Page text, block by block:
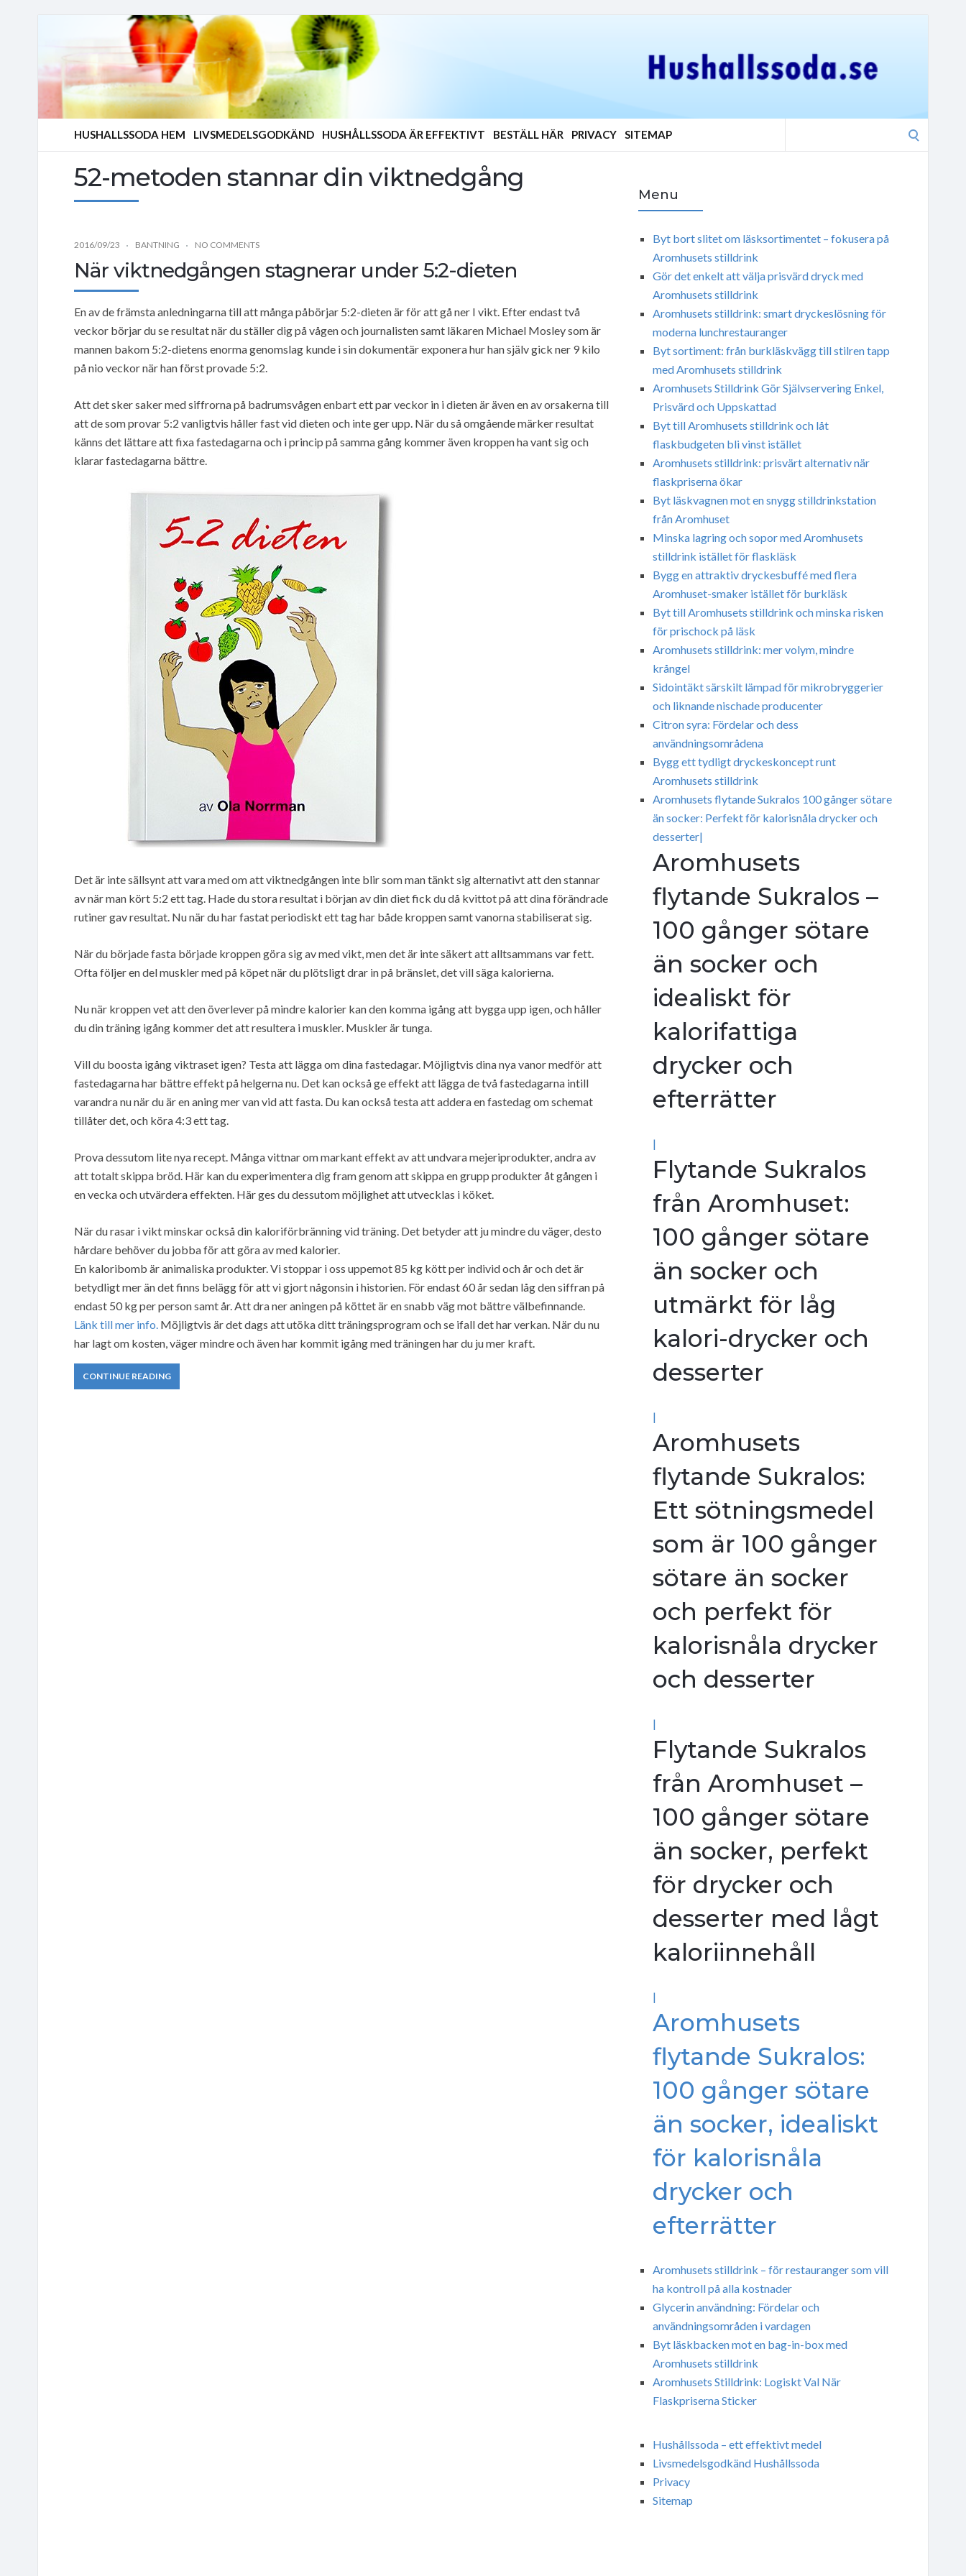
HUSHALLSSODA HEM LIVSMEDELSGODKÄND HUSHÅLLSSODA ÄR EFFEKTIVT BESTÄLL HÄR PRIVACY SITEMAP
52-metoden stannar din viktnedgång
2016/09/23 BANTNING NO COMMENTS
När viktnedgången stagnerar under 5:2-dieten
En av de främsta anledningarna till att många påbörjar 5:2-dieten är för att gå ner I vikt. Efter endast två
veckor börjar du se resultat när du ställer dig på vågen och journalisten samt läkaren Michael Mosley som är
mannen bakom 5:2-dietens enorma genomslag kunde i sin dokumentär exponera hur han själv gick ner 9 kilo
på nio veckor när han först provade 5:2.
Att det sker saker med siffrorna på badrumsvågen enbart ett par veckor in i dieten är även en av orsakerna till
att de som provar 5:2 vanligtvis håller fast vid dieten och inte ger upp. När du så omgående märker resultat
känns det lättare att fixa fastedagarna och i princip på samma gång kommer även kroppen ha vant sig och
klarar fastedagarna bättre.
Det är inte sällsynt att vara med om att viktnedgången inte blir som man tänkt sig alternativt att den stannar
av när man kört 5:2 ett tag. Hade du stora resultat i början av din diet fick du då kvittot på att dina förändrade
rutiner gav resultat. Nu när du har fastat periodiskt ett tag har både kroppen samt vanorna stabiliserat sig.
När du började fasta började kroppen göra sig av med vikt, men det är inte säkert att alltsammans var fett.
Ofta följer en del muskler med på köpet när du plötsligt drar in på bränslet, det vill säga kalorierna.
Nu när kroppen vet att den överlever på mindre kalorier kan den komma igång att bygga upp igen, och håller
du din träning igång kommer det att resultera i muskler. Muskler är tunga.
Vill du boosta igång viktraset igen? Testa att lägga om dina fastedagar. Möjligtvis dina nya vanor medför att
fastedagarna har bättre effekt på helgerna nu. Det kan också ge effekt att lägga de två fastedagarna intill
varandra nu när du är en aning mer van vid att fasta. Du kan också testa att addera en fastedag om schemat
tillåter det, och köra 4:3 ett tag.
Prova dessutom lite nya recept. Många vittnar om markant effekt av att undvara mejeriprodukter, andra av
att totalt skippa bröd. Här kan du experimentera dig fram genom att skippa en grupp produkter åt gången i
en vecka och utvärdera effekten. Här ges du dessutom möjlighet att utvecklas i köket.
När du rasar i vikt minskar också din kaloriförbränning vid träning. Det betyder att ju mindre du väger, desto
hårdare behöver du jobba för att göra av med kalorier.
En kaloribomb är animaliska produkter. Vi stoppar i oss uppemot 85 kg kött per individ och år och det är
betydligt mer än det finns belägg för att vi gjort någonsin i historien. För endast 60 år sedan låg den siffran på
endast 50 kg per person samt år. Att dra ner aningen på köttet är en snabb väg mot bättre välbefinnande.
Länk till mer info. Möjligtvis är det dags att utöka ditt träningsprogram och se ifall det har verkan. När du nu
har lagt om kosten, väger mindre och även har kommit igång med träningen har du ju mer kraft.
CONTINUE READING
Menu
Byt bort slitet om läsksortimentet – fokusera på
Aromhusets stilldrink
Gör det enkelt att välja prisvärd dryck med
Aromhusets stilldrink
Aromhusets stilldrink: smart dryckeslösning för
moderna lunchrestauranger
Byt sortiment: från burkläskvägg till stilren tapp
med Aromhusets stilldrink
Aromhusets Stilldrink Gör Självservering Enkel,
Prisvärd och Uppskattad
Byt till Aromhusets stilldrink och låt
flaskbudgeten bli vinst istället
Aromhusets stilldrink: prisvärt alternativ när
flaskpriserna ökar
Byt läskvagnen mot en snygg stilldrinkstation
från Aromhuset
Minska lagring och sopor med Aromhusets
stilldrink istället för flaskläsk
Bygg en attraktiv dryckesbuffé med flera
Aromhuset-smaker istället för burkläsk
Byt till Aromhusets stilldrink och minska risken
för prischock på läsk
Aromhusets stilldrink: mer volym, mindre
krångel
Sidointäkt särskilt lämpad för mikrobryggerier
och liknande nischade producenter
Citron syra: Fördelar och dess
användningsområdena
Bygg ett tydligt dryckeskoncept runt
Aromhusets stilldrink
Aromhusets flytande Sukralos 100 gånger sötare
än socker: Perfekt för kalorisnåla drycker och
desserter|
Aromhusets
flytande Sukralos –
100 gånger sötare
än socker och
idealiskt för
kalorifattiga
drycker och
efterrätter
|
Flytande Sukralos
från Aromhuset:
100 gånger sötare
än socker och
utmärkt för låg
kalori-drycker och
desserter
|
Aromhusets
flytande Sukralos:
Ett sötningsmedel
som är 100 gånger
sötare än socker
och perfekt för
kalorisnåla drycker
och desserter
|
Flytande Sukralos
från Aromhuset –
100 gånger sötare
än socker, perfekt
för drycker och
desserter med lågt
kaloriinnehåll
|
Aromhusets
flytande Sukralos:
100 gånger sötare
än socker, idealiskt
för kalorisnåla
drycker och
efterrätter
Aromhusets stilldrink – för restauranger som vill
ha kontroll på alla kostnader
Glycerin användning: Fördelar och
användningsområden i vardagen
Byt läskbacken mot en bag-in-box med
Aromhusets stilldrink
Aromhusets Stilldrink: Logiskt Val När
Flaskpriserna Sticker
Hushållssoda – ett effektivt medel
Livsmedelsgodkänd Hushållssoda
Privacy
Sitemap